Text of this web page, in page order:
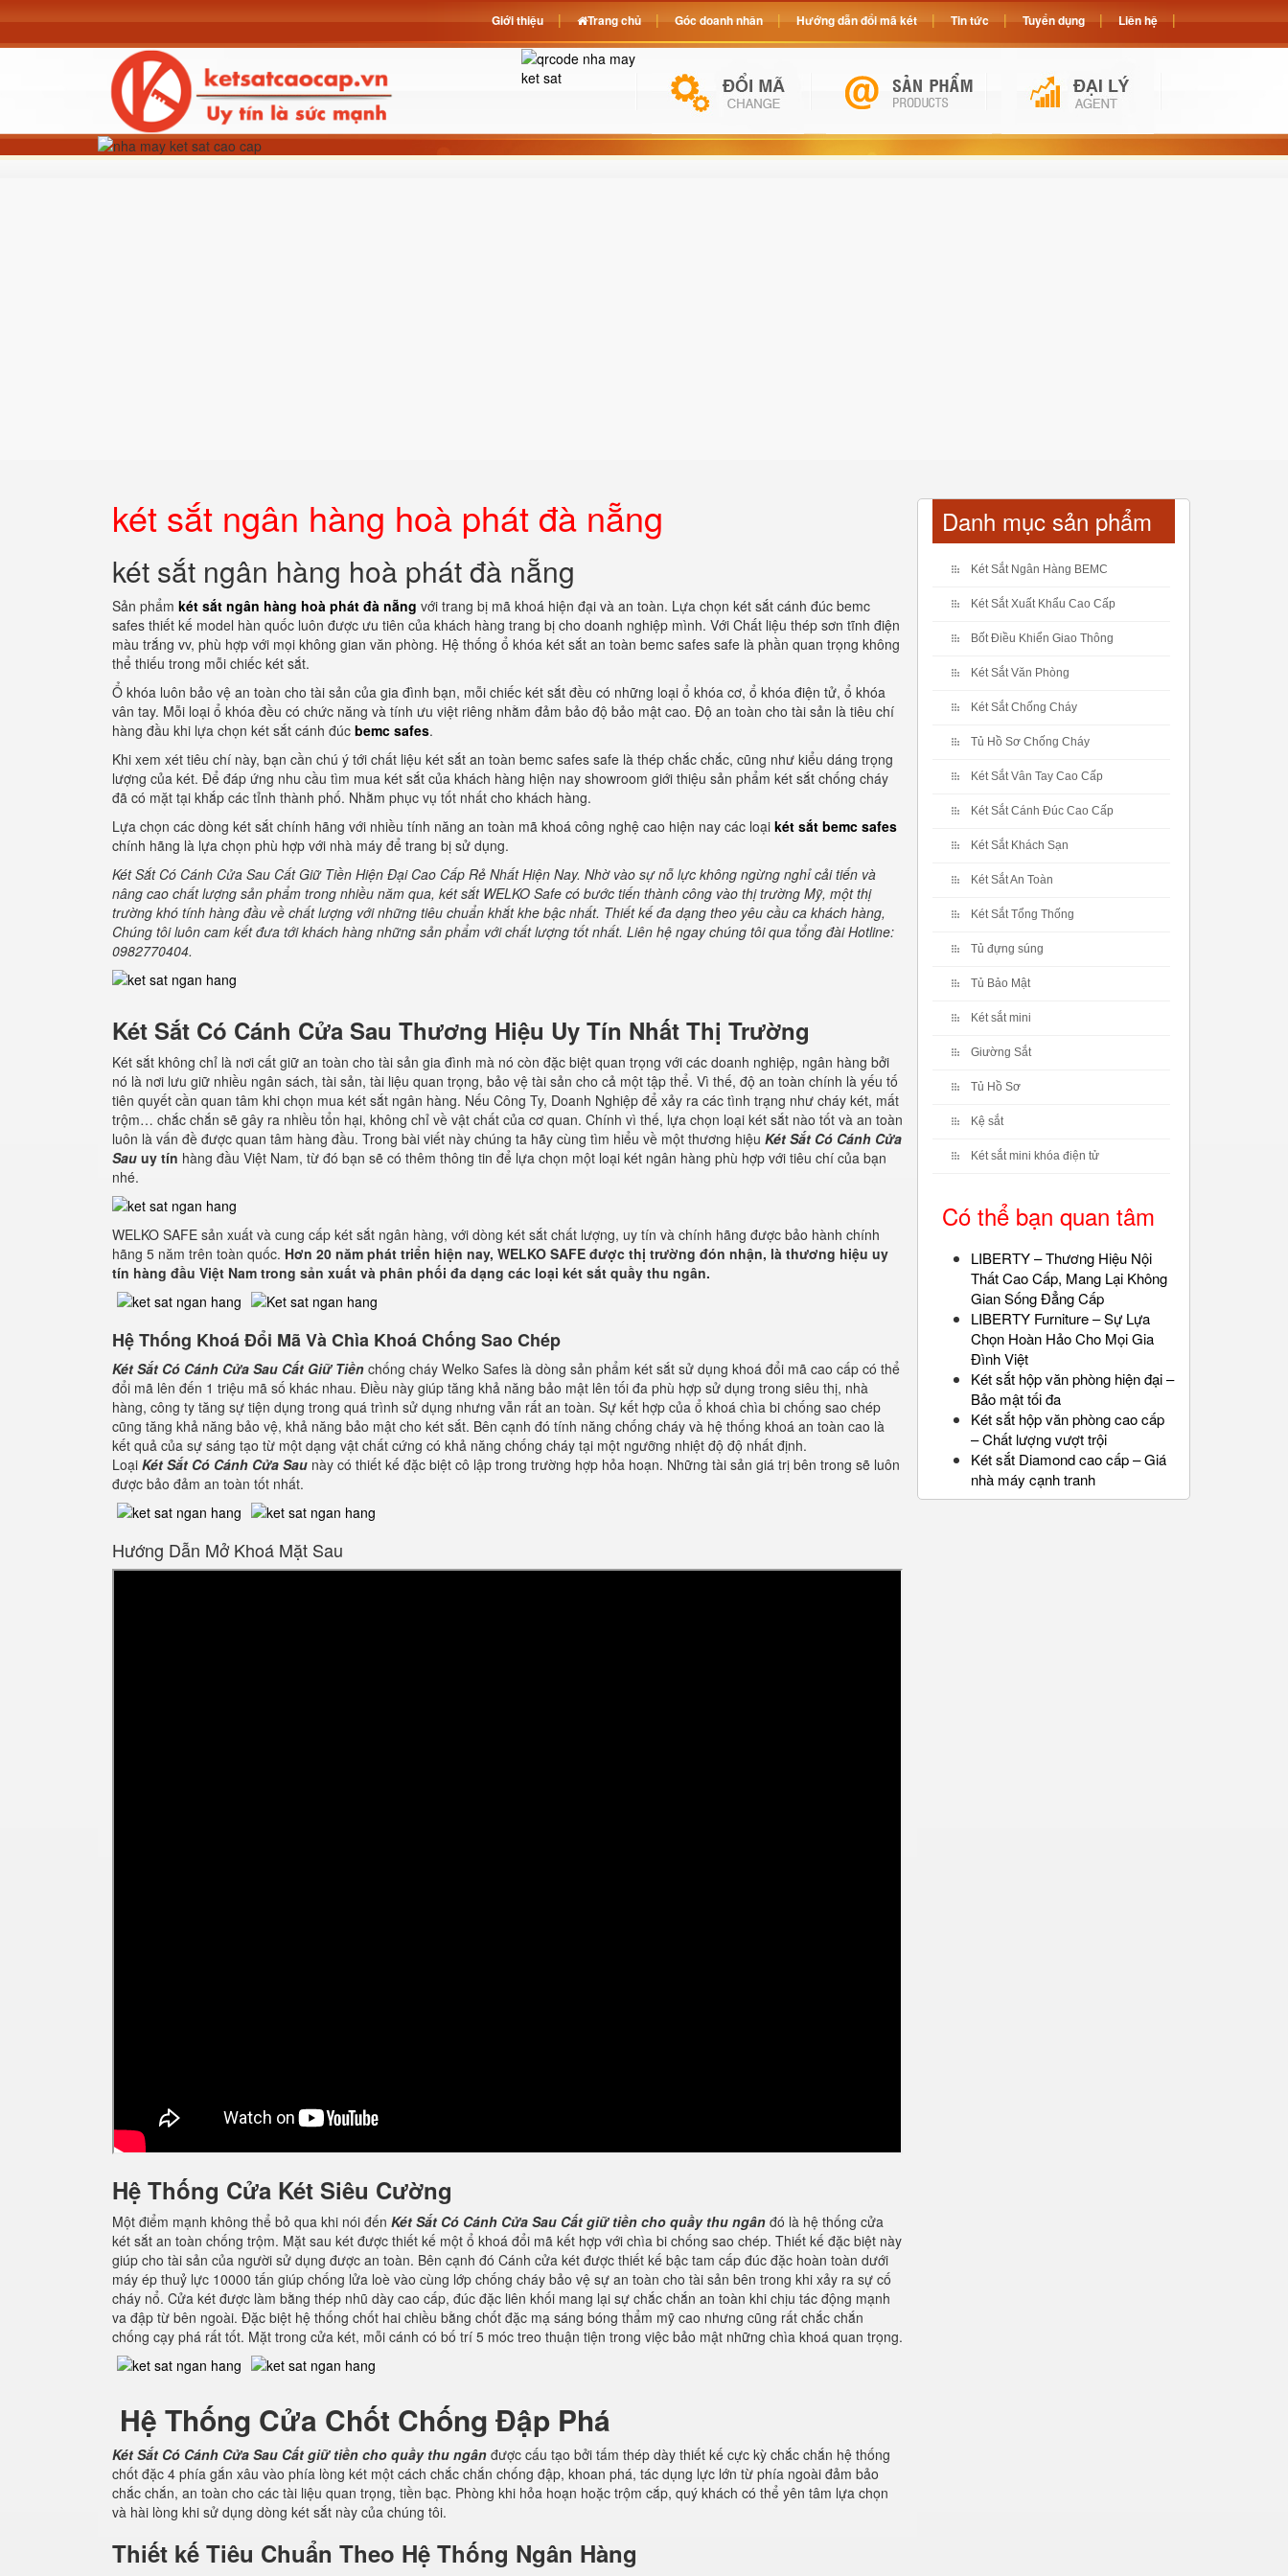
két sắt ngân hàng hoà phát đà nẵng
két sắt ngân hàng hoà phát đà nẵng
Sản phẩm két sắt ngân hàng hoà phát đà nẵng với trang bị mã khoá hiện đại và an toàn. Lựa chọn két sắt cánh đúc bemc
safes thiết kế model hàn quốc luôn được ưu tiên của khách hàng trang bị cho doanh nghiệp mình. Với Chất liệu thép sơn tĩnh điện
màu trắng vv, phù hợp với mọi không gian văn phòng. Hệ thống ổ khóa két sắt an toàn bemc safes safe là phần quan trọng không
thể thiếu trong mỗi chiếc két sắt.
Ổ khóa luôn bảo vệ an toàn cho tài sản của gia đình bạn, mỗi chiếc két sắt đều có những loại ổ khóa cơ, ổ khóa điện tử, ổ khóa
vân tay. Mỗi loại ổ khóa đều có chức năng và tính ưu việt riêng nhằm đảm bảo độ bảo mật cao. Độ an toàn cho tài sản là tiêu chí
hàng đầu khi lựa chọn két sắt cánh đúc bemc safes.
Khi xem xét tiêu chí này, bạn cần chú ý tới chất liệu két sắt an toàn bemc safes safe là thép chắc chắc, cũng như kiểu dáng trọng
lượng của két. Để đáp ứng nhu cầu tìm mua két sắt của khách hàng hiện nay showroom giới thiệu sản phẩm két sắt chống cháy
đã có mặt tại khắp các tỉnh thành phố. Nhằm phục vụ tốt nhất cho khách hàng.
Lựa chọn các dòng két sắt chính hãng với nhiều tính năng an toàn mã khoá công nghệ cao hiện nay các loại két sắt bemc safes
chính hãng là lựa chọn phù hợp với nhà máy để trang bị sử dụng.
Két Sắt Có Cánh Cửa Sau Cất Giữ Tiền Hiện Đại Cao Cấp Rẻ Nhất Hiện Nay. Nhờ vào sự nỗ lực không ngừng nghỉ cải tiến và
nâng cao chất lượng sản phẩm trong nhiều năm qua, két sắt WELKO Safe có bước tiến thành công vào thị trường Mỹ, một thị
trường khó tính hàng đầu về chất lượng với những tiêu chuẩn khắt khe bậc nhất. Thiết kế đa dạng theo yêu cầu ca khách hàng,
Chúng tôi luôn cam kết đưa tới khách hàng những sản phẩm với chất lượng tốt nhất. Liên hệ ngay chúng tôi qua tổng đài Hotline:
0982770404.
Két Sắt Có Cánh Cửa Sau Thương Hiệu Uy Tín Nhất Thị Trường
Két sắt không chỉ là nơi cất giữ an toàn cho tài sản gia đình mà nó còn đặc biệt quan trọng với các doanh nghiệp, ngân hàng bởi
nó là nơi lưu giữ nhiều ngân sách, tài sản, tài liệu quan trọng, bảo vệ tài sản cho cả một tập thể. Vì thế, độ an toàn chính là yếu tố
tiên quyết cần quan tâm khi chọn mua két sắt ngân hàng. Nếu Công Ty, Doanh Nghiệp để xảy ra các tình trạng như cháy két, mất
trộm… chắc chắn sẽ gây ra nhiều tổn hại, không chỉ về vật chất của cơ quan. Chính vì thế, lựa chọn loại két sắt nào tốt và an toàn
luôn là vấn đề được quan tâm hàng đầu. Trong bài viết này chúng ta hãy cùng tìm hiểu về một thương hiệu Két Sắt Có Cánh Cửa
Sau uy tín hàng đầu Việt Nam, từ đó bạn sẽ có thêm thông tin để lựa chọn một loại két ngân hàng phù hợp với tiêu chí của bạn
nhé.
WELKO SAFE sản xuất và cung cấp két sắt ngân hàng, với dòng két sắt chất lượng, uy tín và chính hãng được bảo hành chính
hãng 5 năm trên toàn quốc. Hơn 20 năm phát triển hiện nay, WELKO SAFE được thị trường đón nhận, là thương hiệu uy
tín hàng đầu Việt Nam trong sản xuất và phân phối đa dạng các loại két sắt quầy thu ngân.
Hệ Thống Khoá Đổi Mã Và Chìa Khoá Chống Sao Chép
Két Sắt Có Cánh Cửa Sau Cất Giữ Tiền chống cháy Welko Safes là dòng sản phẩm két sắt sử dụng khoá đổi mã cao cấp có thể
đổi mã lên đến 1 triệu mã số khác nhau. Điều này giúp tăng khả năng bảo mật lên tối đa phù hợp sử dụng trong siêu thị, nhà
hàng, công ty tăng sự tiện dụng trong quá trình sử dụng nhưng vẫn rất an toàn. Sự kết hợp của ổ khoá chìa bi chống sao chép
cũng tăng khả năng bảo vệ, khả năng bảo mật cho két sắt. Bên cạnh đó tính năng chống cháy và hệ thống khoá an toàn cao là
kết quả của sự sáng tạo từ một dạng vật chất cứng có khả năng chống cháy tại một ngưỡng nhiệt độ độ nhất định.
Loại Két Sắt Có Cánh Cửa Sau này có thiết kế đặc biệt cô lập trong trường hợp hỏa hoạn. Những tài sản giá trị bên trong sẽ luôn
được bảo đảm an toàn tốt nhất.
Hướng Dẫn Mở Khoá Mặt Sau
Hệ Thống Cửa Két Siêu Cường
Một điểm mạnh không thể bỏ qua khi nói đến Két Sắt Có Cánh Cửa Sau Cất giữ tiền cho quầy thu ngân đó là hệ thống cửa
két sắt an toàn chống trộm. Mặt sau két được thiết kế một ổ khoá đổi mã kết hợp với chìa bi chống sao chép. Thiết kế đặc biệt này
giúp cho tài sản của người sử dụng được an toàn. Bên cạnh đó Cánh cửa két được thiết kế bậc tam cấp đúc đặc hoàn toàn dưới
máy ép thuỷ lực 10000 tấn giúp chống lửa loè vào cùng lớp chống cháy bảo vệ sự an toàn cho tài sản bên trong khi xảy ra sự cố
cháy nổ. Cửa két được làm bằng thép nhũ dày cao cấp, đúc đặc liên khối mang lại sự chắc chắn an toàn khi chịu tác động mạnh
va đập từ bên ngoài. Đặc biệt hệ thống chốt hai chiều bằng chốt đặc mạ sáng bóng thẩm mỹ cao nhưng cũng rất chắc chắn
chống cạy phá rất tốt. Mặt trong cửa két, mỗi cánh có bố trí 5 móc treo thuận tiện trong việc bảo mật những chìa khoá quan trọng.
Hệ Thống Cửa Chốt Chống Đập Phá
Két Sắt Có Cánh Cửa Sau Cất giữ tiền cho quầy thu ngân được cấu tạo bởi tấm thép dày thiết kế cực kỳ chắc chắn hệ thống
chốt đặc 4 phía gắn xâu vào phía lòng két một cách chắc chắn chống đập, khoan phá, tác dụng lực lớn từ phía ngoài đảm bảo
chắc chắn, an toàn cho các tài liệu quan trọng, tiền bạc. Phòng khi hỏa hoạn hoặc trộm cắp, quý khách có thể yên tâm lựa chọn
và hài lòng khi sử dụng dòng két sắt này của chúng tôi.
Thiết kế Tiêu Chuẩn Theo Hệ Thống Ngân Hàng
Danh mục sản phẩm
Két Sắt Ngân Hàng BEMC
Két Sắt Xuất Khẩu Cao Cấp
Bốt Điều Khiển Giao Thông
Két Sắt Văn Phòng
Két Sắt Chống Cháy
Tủ Hồ Sơ Chống Cháy
Két Sắt Vân Tay Cao Cấp
Két Sắt Cánh Đúc Cao Cấp
Két Sắt Khách Sạn
Két Sắt An Toàn
Két Sắt Tổng Thống
Tủ đựng súng
Tủ Bảo Mật
Két sắt mini
Giường Sắt
Tủ Hồ Sơ
Kệ sắt
Két sắt mini khóa điện tử
Có thể bạn quan tâm
LIBERTY – Thương Hiệu Nội
Thất Cao Cấp, Mang Lại Không
Gian Sống Đẳng Cấp
LIBERTY Furniture – Sự Lựa
Chọn Hoàn Hảo Cho Mọi Gia
Đình Việt
Két sắt hộp văn phòng hiện đại –
Bảo mật tối đa
Két sắt hộp văn phòng cao cấp
– Chất lượng vượt trội
Két sắt Diamond cao cấp – Giá
nhà máy cạnh tranh
Giới thiệu Trang chủ Góc doanh nhân Hướng dẫn đổi mã két Tin tức Tuyển dụng Liên hệ